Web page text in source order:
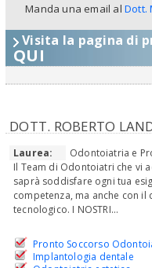
Manda una email al Dott.
Visita la pagina di
QUI
DOTT. ROBERTO
Laurea:
Odontoiatria e
Il Team di Odontoiatri che vi
saprà soddisfare ogni tua
competenza, ma anche con
tecnologico. I NOSTRI...
Pronto Soccorso
Implantologia dentale